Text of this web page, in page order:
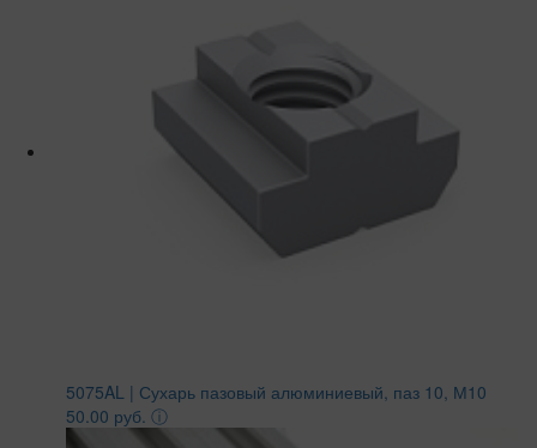
5075AL | Сухарь пазовый алюминиевый, паз 10, М10
50.00 руб. ⓘ